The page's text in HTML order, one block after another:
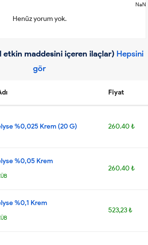
Henüz yorum yok.
maddesini içeren ilaçlar) Hepsini
gör
Fiyat
%0,025 Krem (20 G) 260.40 ₺
%0,05 Krem
260.40 ₺
%0,1 Krem
523,23 ₺
NaN